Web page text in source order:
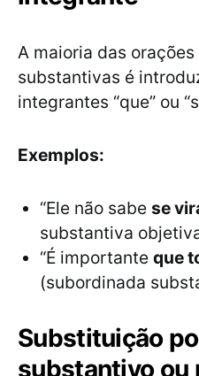
A maioria das
substantivas é
integrantes “que” ou
Exemplos:
“Ele não sabe se
substantiva
“É importante que
(subordinada
Substituição
substantivo ou